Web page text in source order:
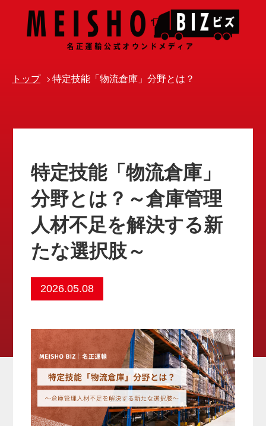
トップ 特定技能「物流倉庫」分野とは？
特定技能「物流倉庫」
分野とは？～倉庫管理
人材不足を解決する新
たな選択肢～
2026.05.08